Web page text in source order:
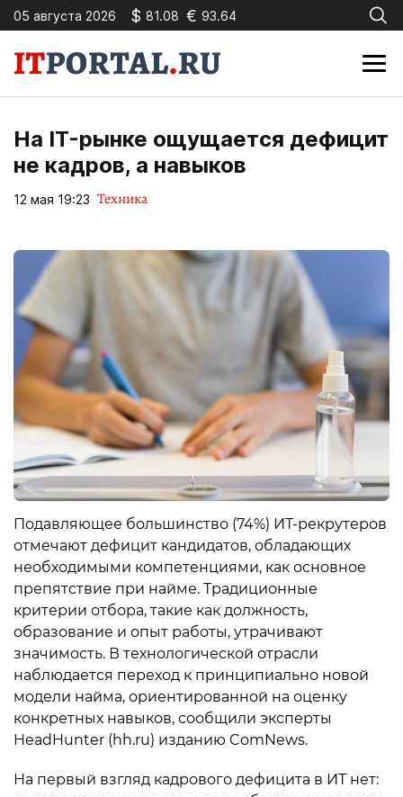
05 августа 2026 $ 81.08 € 93.64
На IT-рынке ощущается дефицит
не кадров, а навыков
12 мая 19:23 Техника
Подавляющее большинство (74%) ИТ-рекрутеров
отмечают дефицит кандидатов, обладающих
необходимыми компетенциями, как основное
препятствие при найме. Традиционные
критерии отбора, такие как должность,
образование и опыт работы, утрачивают
значимость. В технологической отрасли
наблюдается переход к принципиально новой
модели найма, ориентированной на оценку
конкретных навыков, сообщили эксперты
HeadHunter (hh.ru) изданию ComNews.
На первый взгляд кадрового дефицита в ИТ нет: